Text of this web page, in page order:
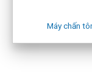
Máy chấn